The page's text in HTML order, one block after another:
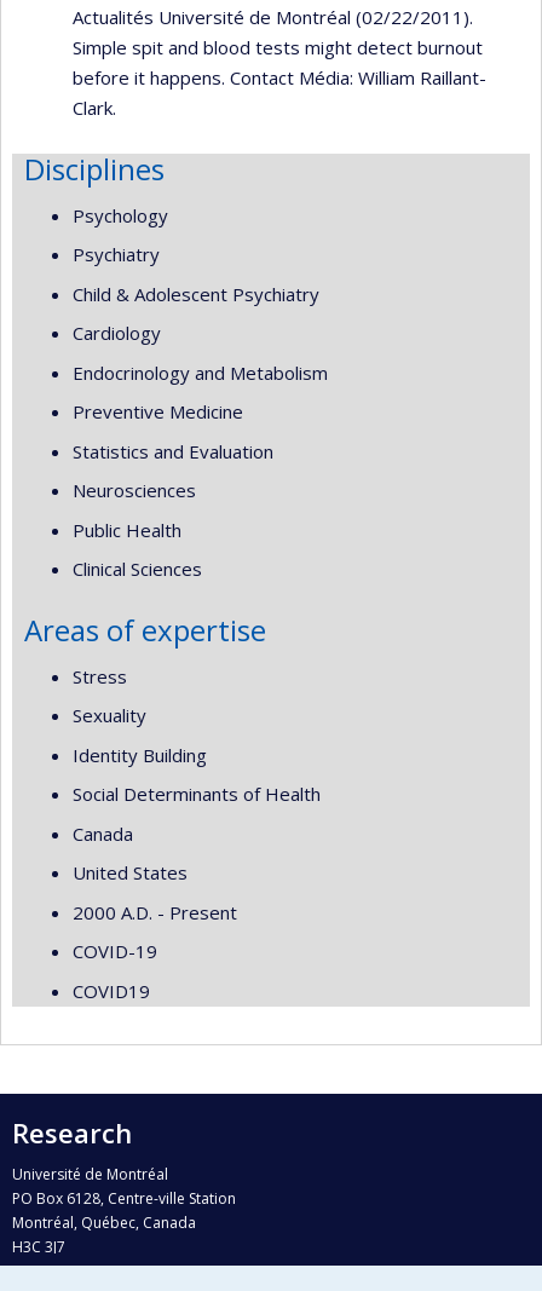
Actualités Université de Montréal (02/22/2011).
Simple spit and blood tests might detect burnout
before it happens. Contact Média: William Raillant-
Clark.
Disciplines
Psychology
Psychiatry
Child & Adolescent Psychiatry
Cardiology
Endocrinology and Metabolism
Preventive Medicine
Statistics and Evaluation
Neurosciences
Public Health
Clinical Sciences
Areas of expertise
Stress
Sexuality
Identity Building
Social Determinants of Health
Canada
United States
2000 A.D. - Present
COVID-19
COVID19
Research
Université de Montréal
PO Box 6128, Centre-ville Station
Montréal, Québec, Canada
H3C 3J7